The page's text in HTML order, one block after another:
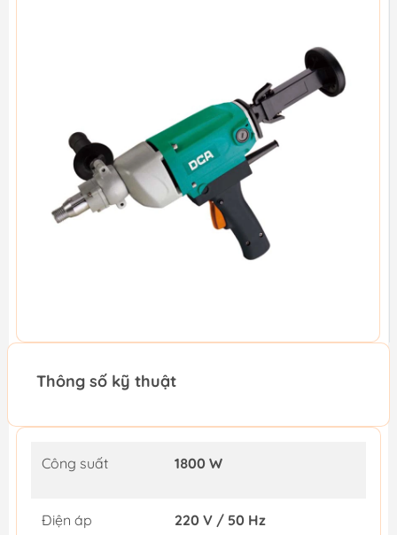
Thông số kỹ thuật
Công suất 1800 W
Điện áp 220 V / 50 Hz